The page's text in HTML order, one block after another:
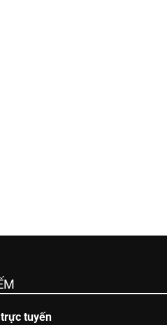
trực tuyến